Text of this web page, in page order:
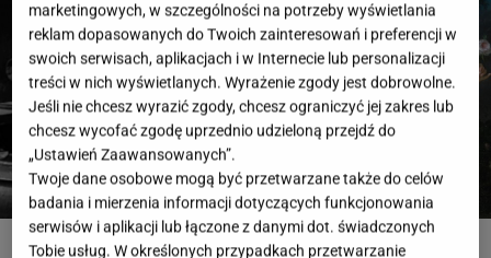
marketingowych, w szczególności na potrzeby wyświetlania
reklam dopasowanych do Twoich zainteresowań i preferencji w
swoich serwisach, aplikacjach i w Internecie lub personalizacji
treści w nich wyświetlanych. Wyrażenie zgody jest dobrowolne.
Jeśli nie chcesz wyrazić zgody, chcesz ograniczyć jej zakres lub
chcesz wycofać zgodę uprzednio udzieloną przejdź do
„Ustawień Zaawansowanych”.
Twoje dane osobowe mogą być przetwarzane także do celów
badania i mierzenia informacji dotyczących funkcjonowania
serwisów i aplikacji lub łączone z danymi dot. świadczonych
Tobie usług. W określonych przypadkach przetwarzanie